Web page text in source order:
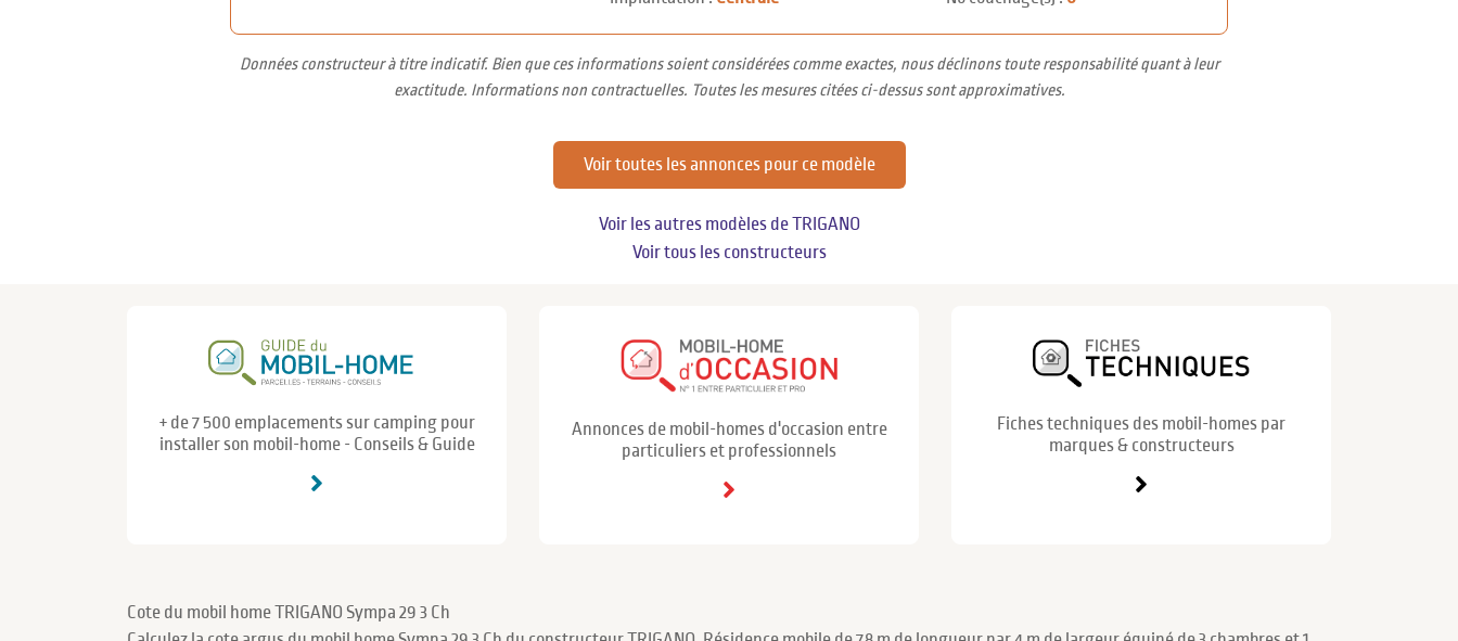
Données constructeur à titre indicatif. Bien que ces informations soient considérées comme exactes, nous déclinons toute responsabilité quant à leur
exactitude. Informations non contractuelles. Toutes les mesures citées ci-dessus sont approximatives.
Voir toutes les annonces pour ce modèle
Voir les autres modèles de TRIGANO
Voir tous les constructeurs
+ de 7 500 emplacements sur camping pour
installer son mobil-home - Conseils & Guide
Annonces de mobil-homes d'occasion entre
particuliers et professionnels
Fiches techniques des mobil-homes par
marques & constructeurs
Cote du mobil home TRIGANO Sympa 29 3 Ch